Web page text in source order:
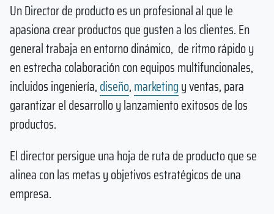
Un Director de producto es un profesional al que le
apasiona crear productos que gusten a los clientes. En
general trabaja en entorno dinámico, de ritmo rápido y
en estrecha colaboración con equipos multifuncionales,
incluidos ingeniería,diseño,marketingy ventas, para
garantizar el desarrollo y lanzamiento exitosos de los
productos.
El director persigue una hoja de ruta de producto que se
alinea con las metas y objetivos estratégicos de una
empresa.